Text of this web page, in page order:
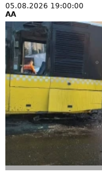
05.08.2026 19:00:00
AA